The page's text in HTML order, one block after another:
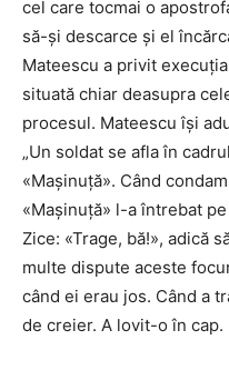
cel care tocmai o
să-şi descarce şi el
Mateescu a privit
situată chiar deasupra
procesul. Mateescu îşi
„Un soldat se afla în
«Maşinuţă». Când
«Maşinuţă» l-a întrebat
Zice: «Trage, bă!», adică
multe dispute aceste
când ei erau jos. Când a
de creier. A lovit-o în cap.